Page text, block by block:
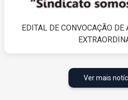
EDITAL DE CONVOCAÇÃO
Ver mais